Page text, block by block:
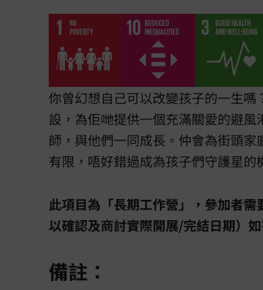
你曾幻想自己可以改變孩子的一生
設，為佢哋提供一個充滿關愛的避
師，與他們一同成長。仲會為街頭
有限，唔好錯過成為孩子們守護星的
此項目為「長期工作營」，參加者
以確認及商討實際開展/完結日期）
備註：